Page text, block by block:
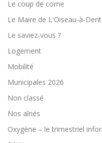
Le coup de corne
Le Maire de L'Oiseau-à-
Le saviez-vous ?
Logement
Mobilité
Municipales 2026
Non classé
Nos aînés
Oxygène – le trimestriel